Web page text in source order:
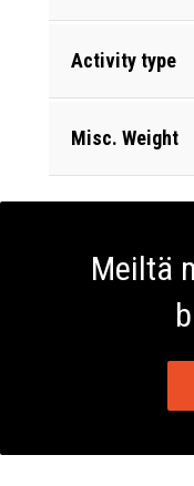
Activity type
Misc. Weight
Meiltä